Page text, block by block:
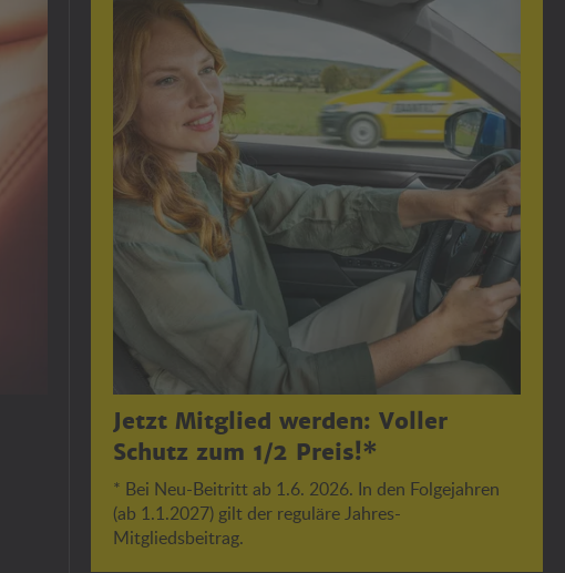
Jetzt Mitglied werden: Voller
Schutz zum 1/2 Preis!*
* Bei Neu-Beitritt ab 1.6. 2026. In den Folgejahren
(ab 1.1.2027) gilt der reguläre Jahres-
Mitgliedsbeitrag.